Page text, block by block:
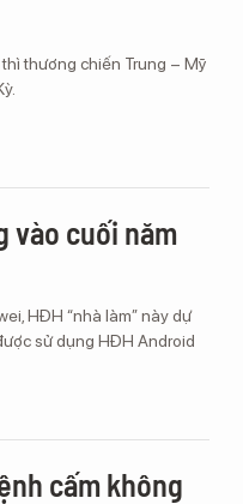
thương chiến Trung – Mỹ
vào cuối năm
HĐH “nhà làm” này dự
sử dụng HĐH Android
cấm không